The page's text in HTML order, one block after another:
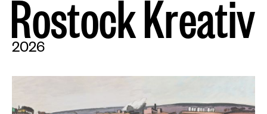
RostockKreativ
2026